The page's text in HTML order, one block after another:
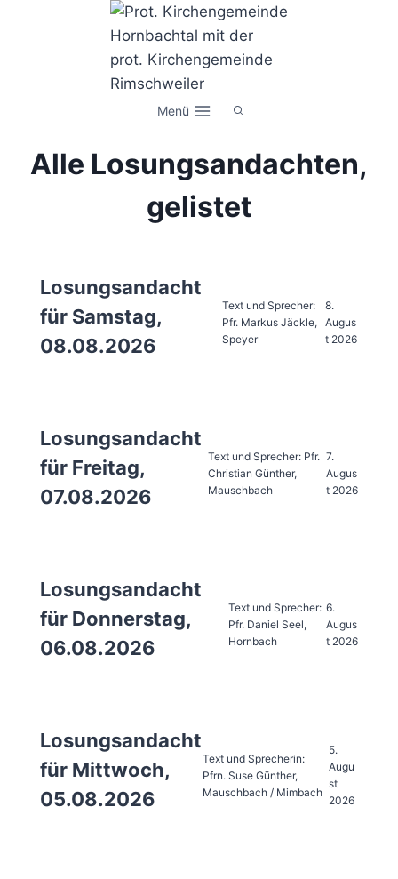
Menü
Alle Losungsandachten,
gelistet
Losungsandacht
für Samstag,
08.08.2026
Text und Sprecher:
Pfr. Markus Jäckle,
Speyer
8.
Augus
t 2026
Losungsandacht
für Freitag,
07.08.2026
Text und Sprecher: Pfr.
Christian Günther,
Mauschbach
7.
Augus
t 2026
Losungsandacht
für Donnerstag,
06.08.2026
Text und Sprecher:
Pfr. Daniel Seel,
Hornbach
6.
Augus
t 2026
Losungsandacht
für Mittwoch,
05.08.2026
Text und Sprecherin:
Pfrn. Suse Günther,
Mauschbach / Mimbach
5.
Augu
st
2026